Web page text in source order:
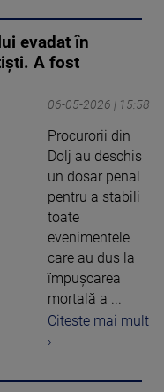
evadat în
A fost
06-05-2026 | 15:58
Procurorii din
Dolj au deschis
un dosar penal
pentru a stabili
toate
evenimentele
care au dus la
împuşcarea
mortală a ...
Citeste mai mult
›